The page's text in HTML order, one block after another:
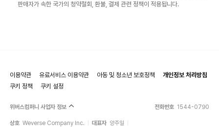
판매자가 속한 국가의 청약철회, 환불, 결제 관련 정책이 적용됩니다.
이용약관 유료서비스 이용약관 아동 및 청소년 보호정책
개인정보 처리방침
쿠키 정책
쿠키 설정
위버스컴퍼니 사업자 정보 전화번호 1544-0790
상호 Weverse Company Inc. 대표자 양주일